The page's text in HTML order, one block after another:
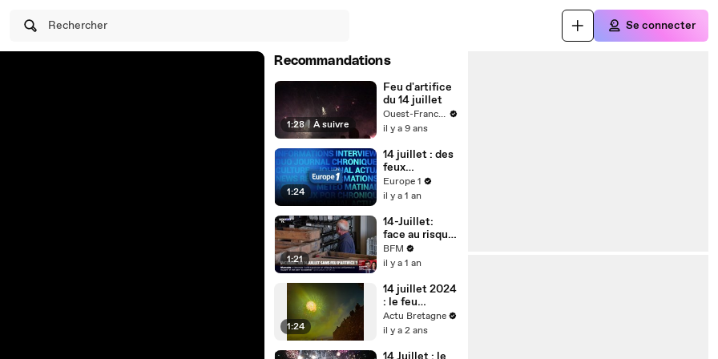
Rechercher Se connecter
Recommandations
1:28 | À suivre
Feu d'artifice
du 14 juillet
Ouest-France.fr
il y a 9 ans
1:24
14 juillet : des
feux
d'artifices
annulés face
d'incendies
Europe 1
il y a 1 an
1:21
14-Juillet:
face au risque
d’incendie,
certaines
connaîtront
pas de feu
d’artifice
BFM
il y a 1 an
1:24
14 juillet 2024
: le feu
d'artifice de
Fougères
Actu Bretagne
il y a 2 ans